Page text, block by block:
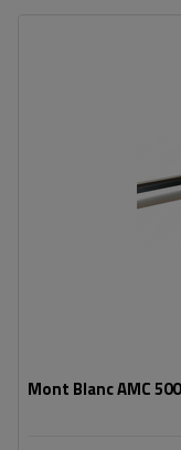
Mont Blanc AMC